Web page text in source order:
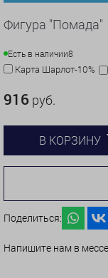
Фигура "Помада"
Есть в наличии8
Карта Шарлот-10%
916 руб.
В КОРЗИНУ
Поделиться:
Напишите нам в